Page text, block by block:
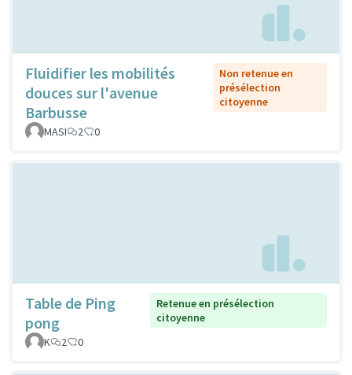
Fluidifier les mobilités
douces sur l'avenue
Barbusse
Non retenue en
présélection
citoyenne
MASI 2 0
Table de Ping
pong
Retenue en présélection
citoyenne
K
2 0